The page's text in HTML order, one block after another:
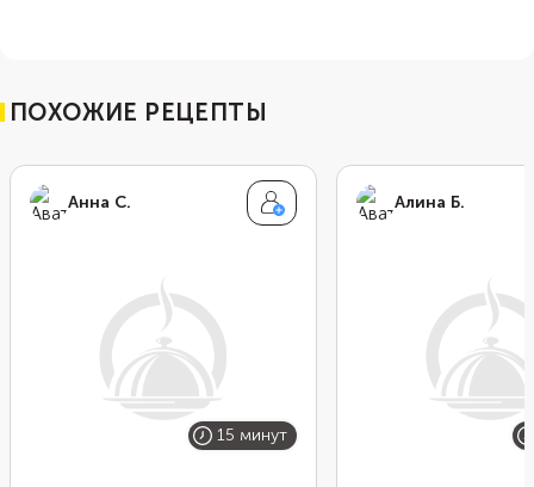
ПОХОЖИЕ РЕЦЕПТЫ
Анна С.
15 минут
Алина Б.